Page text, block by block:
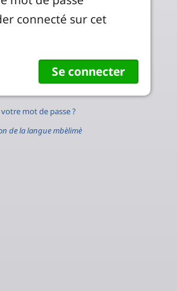
connecté sur cet
mot de passe ?
de la langue mbèlimè